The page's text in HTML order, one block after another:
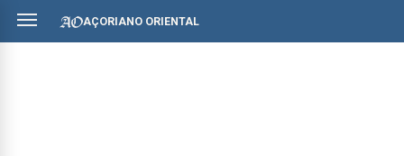
AÇORIANO ORIENTAL